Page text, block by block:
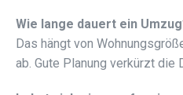
Wie lange dauert ein
Das hängt von
ab. Gute Planung verkürzt die